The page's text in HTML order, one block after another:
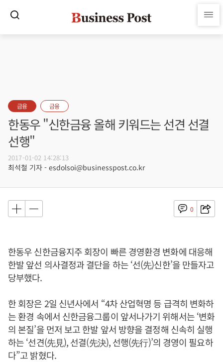
금융 금융
한동우 "신한금융 올해 키워드는 선견 선결
선행"
2017-01-02 14:28:13
최석철 기자 - esdolsoi@businesspost.co.kr
0
한동우 신한금융지주 회장이 빠른 경영환경 변화에 대응해
한발 앞선 의사결정과 결단을 하는 ‘선(先)신한’을 만들자고
당부했다.
한 회장은 2일 신년사에서 “4차 산업혁명 등 급격히 변화하
는 환경 속에서 신한금융그룹이 앞서나가기 위해서는 ‘변화
의 본질’을 먼저 보고 한발 앞서 방향을 결정해 신속히 실행
하는 ‘선견(先見), 선결(先決), 선행(先行)’의 경영이 필요하
다”고 밝혔다.